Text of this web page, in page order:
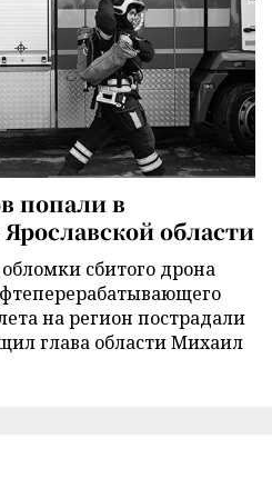
попали в
области
сбитого дрона
на регион пострадали
глава области Михаил